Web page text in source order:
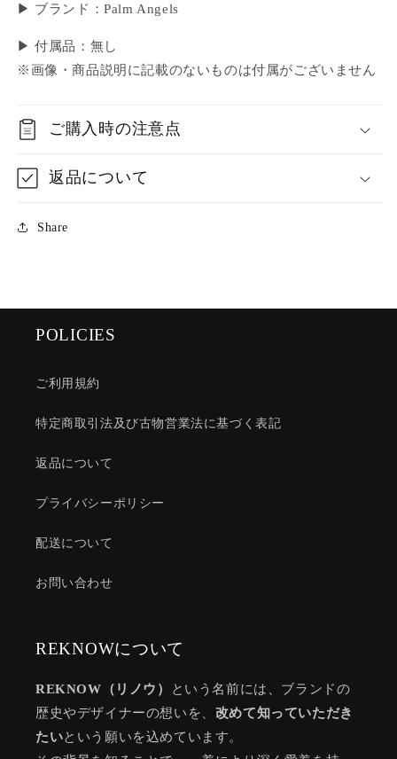
▶ ブランド：Palm Angels
▶ 付属品：無し
※画像・商品説明に記載のないものは付属がございません
ご購入時の注意点
返品について
Share
POLICIES
ご利用規約
特定商取引法及び古物営業法に基づく表記
返品について
プライバシーポリシー
配送について
お問い合わせ
REKNOWについて
REKNOW（リノウ）
という名前には、ブランドの
歴史やデザイナーの想いを、 改めて知っていただき
たいという願いを込めています。